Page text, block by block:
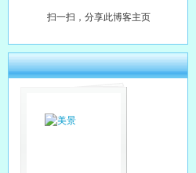
扫一扫，分享此博客主页